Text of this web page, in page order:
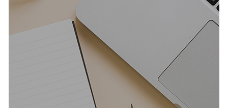
지점 안내
치료 장비
인재 채용